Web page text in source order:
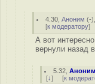
4.30 ,Аноним (-
[к модератору]
А вот
вернули назад
5.32 ,Аноним
[↓] [к